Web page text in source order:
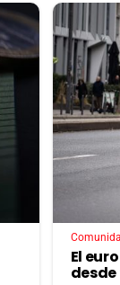
El
desde